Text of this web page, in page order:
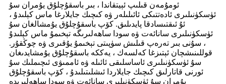
ئومۇمەن قىلىپ ئېيتقاندا ، بىر باسقۇچلۇق يۇمران سۇ
ئۈسكۈنىلىرى ئادەتتىكى ئائىلىلەر ۋە كىچىك جايلارغا ماس كېلىدۇ ،
ئۇ ئىقتىسادقا پايدىلىق. كۆپ باسقۇچلۇق يۇمشالغان سۇ
ئۈسكۈنىلىرى سانائەت ۋە سودا ساھەلىرىگە تېخىمۇ ماس كېلىدۇ
، سۇنى بىر تەرەپ قىلىش سۈپىتى تېخىمۇ يۇقىرى ۋە چوڭقۇر.
قوللىنىشچان ئېتىزغا كەلسەك ، يەككە باسقۇچلۇق يۇمشايدىغان
سۇ ئۈسكۈنىلىرى ئاساسلىقى ئائىلە ۋە ئاممىۋى ئىچىملىك ​​سۇ
ئورنى قاتارلىق كىچىك جايلاردا ئىشلىتىلىدۇ ، كۆپ باسقۇچلۇق
يۇمران سۇ ئۈسكۈنىلىرى سانائەت ۋە سودا ساھەلىرىدە